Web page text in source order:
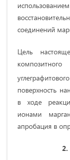
соединений
Цель
поверхность
в ходе
ионами
апробация в
2.